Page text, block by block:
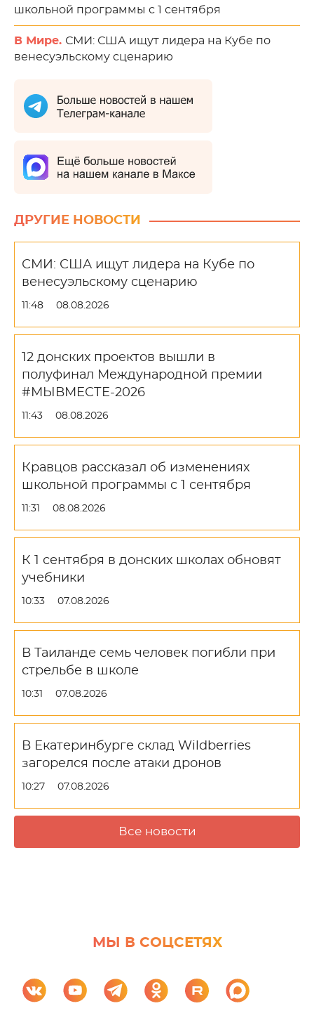
школьной программы с 1 сентября
В Мире. СМИ: США ищут лидера на Кубе по
венесуэльскому сценарию
ДРУГИЕ НОВОСТИ
СМИ: США ищут лидера на Кубе по
венесуэльскому сценарию
11:48 08.08.2026
12 донских проектов вышли в
полуфинал Международной премии
#МЫВМЕСТЕ-2026
11:43 08.08.2026
Кравцов рассказал об изменениях
школьной программы с 1 сентября
11:31 08.08.2026
К 1 сентября в донских школах обновят
учебники
10:33 07.08.2026
В Таиланде семь человек погибли при
стрельбе в школе
10:31 07.08.2026
В Екатеринбурге склад Wildberries
загорелся после атаки дронов
10:27 07.08.2026
Все новости
МЫ В СОЦСЕТЯХ